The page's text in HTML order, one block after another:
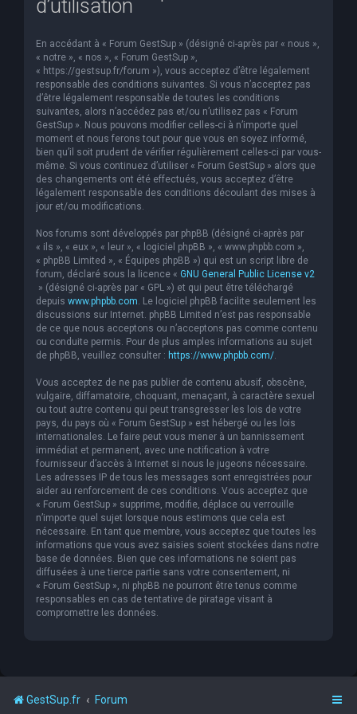
d’utilisation
En accédant à « Forum GestSup » (désigné ci-après par « nous »,
« notre », « nos », « Forum GestSup »,
« https://gestsup.fr/forum »), vous acceptez d’être légalement
responsable des conditions suivantes. Si vous n’acceptez pas
d’être légalement responsable de toutes les conditions
suivantes, alors n’accédez pas et/ou n’utilisez pas « Forum
GestSup ». Nous pouvons modifier celles-ci à n’importe quel
moment et nous ferons tout pour que vous en soyez informé,
bien qu’il soit prudent de vérifier régulièrement celles-ci par vous-
même. Si vous continuez d’utiliser « Forum GestSup » alors que
des changements ont été effectués, vous acceptez d’être
légalement responsable des conditions découlant des mises à
jour et/ou modifications.
Nos forums sont développés par phpBB (désigné ci-après par
« ils », « eux », « leur », « logiciel phpBB », « www.phpbb.com »,
« phpBB Limited », « Équipes phpBB ») qui est un script libre de
forum, déclaré sous la licence « GNU General Public License v2
» (désigné ci-après par « GPL ») et qui peut être téléchargé
depuis www.phpbb.com . Le logiciel phpBB facilite seulement les
discussions sur Internet. phpBB Limited n’est pas responsable
de ce que nous acceptons ou n’acceptons pas comme contenu
ou conduite permis. Pour de plus amples informations au sujet
de phpBB, veuillez consulter : https://www.phpbb.com/
Vous acceptez de ne pas publier de contenu abusif, obscène,
vulgaire, diffamatoire, choquant, menaçant, à caractère sexuel
ou tout autre contenu qui peut transgresser les lois de votre
pays, du pays où « Forum GestSup » est hébergé ou les lois
internationales. Le faire peut vous mener à un bannissement
immédiat et permanent, avec une notification à votre
fournisseur d’accès à Internet si nous le jugeons nécessaire.
Les adresses IP de tous les messages sont enregistrées pour
aider au renforcement de ces conditions. Vous acceptez que
« Forum GestSup » supprime, modifie, déplace ou verrouille
n’importe quel sujet lorsque nous estimons que cela est
nécessaire. En tant que membre, vous acceptez que toutes les
informations que vous avez saisies soient stockées dans notre
base de données. Bien que ces informations ne soient pas
diffusées à une tierce partie sans votre consentement, ni
« Forum GestSup », ni phpBB ne pourront être tenus comme
responsables en cas de tentative de piratage visant à
compromettre les données.
GestSup.fr Forum